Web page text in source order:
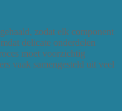
zodat elk component
delicate onderdelen
moet voorzichtig
vaak samengesteld uit veel